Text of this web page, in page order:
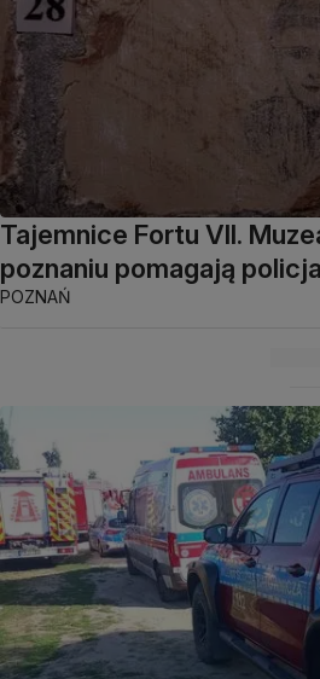
Tajemnice Fortu VII.
poznaniu pomagają
POZNAŃ